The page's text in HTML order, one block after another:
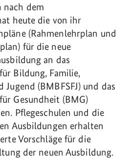
nach dem
heute die von ihr
(Rahmenlehrplan und
für die neue
an das
Bildung, Familie,
Jugend (BMBFSFJ) und das
Gesundheit (BMG)
Pflegeschulen und die
Ausbildungen erhalten
Vorschläge für die
der neuen Ausbildung.